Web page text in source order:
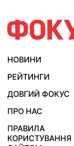
НОВИНИ
РЕЙТИНГИ
ДОВГИЙ ФОКУС
ПРО НАС
ПРАВИЛА
КОРИСТУВАННЯ